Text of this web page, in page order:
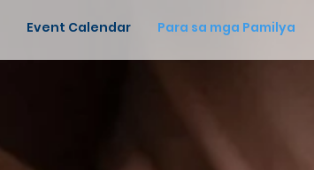
Event Calendar Para sa mga Pamilya